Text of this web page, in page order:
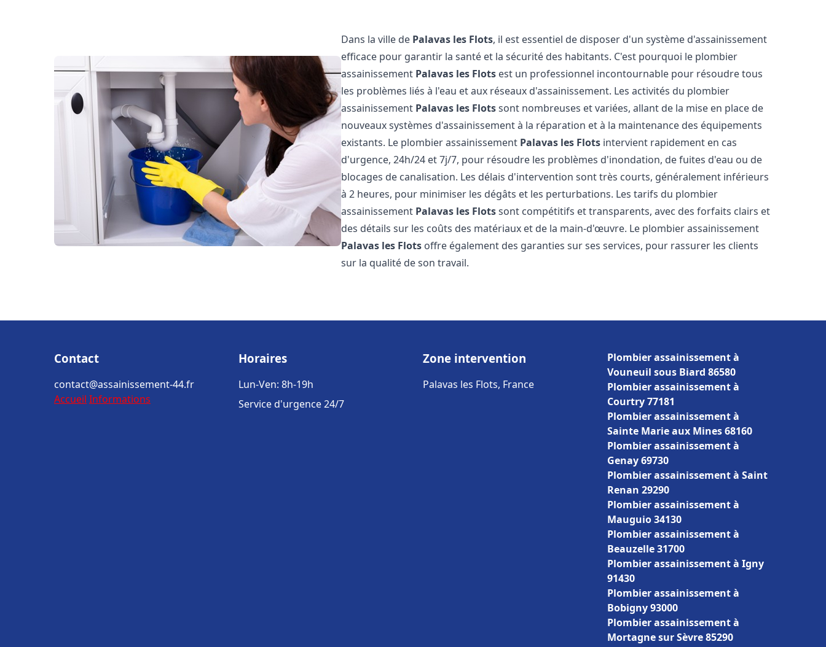
Dans la ville de Palavas les Flots, il est essentiel de disposer d'un système d'assainissement
efficace pour garantir la santé et la sécurité des habitants. C'est pourquoi le plombier
assainissement Palavas les Flots est un professionnel incontournable pour résoudre tous
les problèmes liés à l'eau et aux réseaux d'assainissement. Les activités du plombier
assainissement Palavas les Flotssont nombreuses et variées, allant de la mise en place de
nouveaux systèmes d'assainissement à la réparation et à la maintenance des équipements
existants. Le plombier assainissement Palavas les Flots intervient rapidement en cas
d'urgence, 24h/24 et 7j/7, pour résoudre les problèmes d'inondation, de fuites d'eau ou de
blocages de canalisation. Les délais d'intervention sont très courts, généralement inférieurs
à 2 heures, pour minimiser les dégâts et les perturbations. Les tarifs du plombier
assainissement Palavas les Flotssont compétitifs et transparents, avec des forfaits clairs et
des détails sur les coûts des matériaux et de la main-d'œuvre. Le plombier assainissement
Palavas les Flots offre également des garanties sur ses services, pour rassurer les clients
sur la qualité de son travail.
Contact
contact@assainissement-44.fr
Accueil Informations
Horaires
Lun-Ven: 8h-19h
Service d'urgence 24/7
Zone intervention
Palavas les Flots, France
Plombier assainissement à
Vouneuil sous Biard 86580
Plombier assainissement à
Courtry 77181
Plombier assainissement à
Sainte Marie aux Mines 68160
Plombier assainissement à
Genay 69730
Plombier assainissement à Saint
Renan 29290
Plombier assainissement à
Mauguio 34130
Plombier assainissement à
Beauzelle 31700
Plombier assainissement à Igny
91430
Plombier assainissement à
Bobigny 93000
Plombier assainissement à
Mortagne sur Sèvre 85290